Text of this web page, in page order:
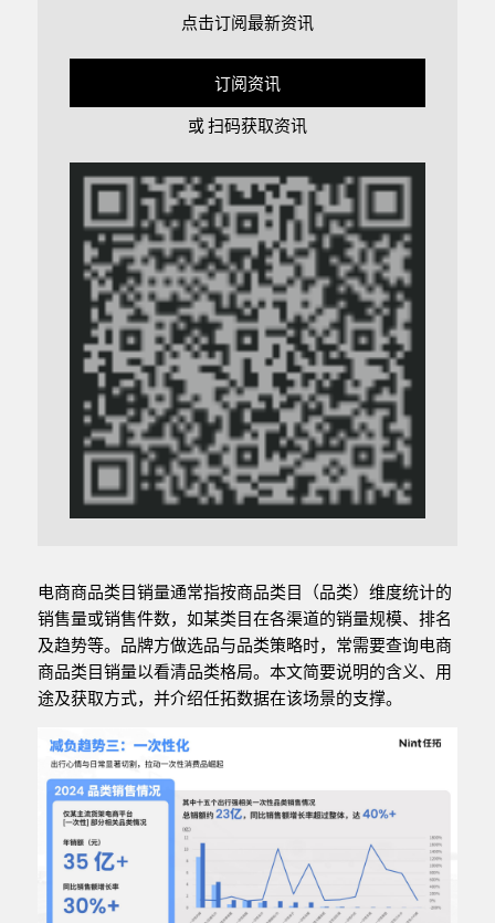
点击订阅最新资讯
订阅资讯
或 扫码获取资讯
电商商品类目销量通常指按商品类目（品类）维度统计的
销售量或销售件数，如某类目在各渠道的销量规模、排名
及趋势等。品牌方做选品与品类策略时，常需要查询电商
商品类目销量以看清品类格局。本文简要说明的含义、用
途及获取方式，并介绍任拓数据在该场景的支撑。